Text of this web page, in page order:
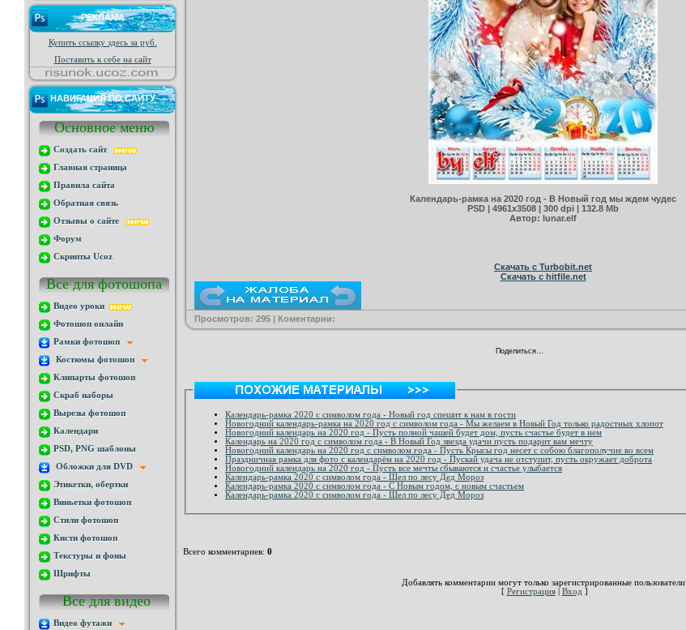
РЕКЛАМА
Купить ссылку здесь за руб.
Поставить к себе на сайт
НАВИГАЦИЯ ПО САЙТУ
Основное меню
Создать сайт
Главная страница
Правила сайта
Обратная связь
Отзывы о сайте
Форум
Скрипты Ucoz
Все для фотошопа
Видео уроки
Фотошоп онлайн
Рамки фотошоп
Костюмы фотошоп
Клипарты фотошоп
Скраб наборы
Вырезы фотошоп
Календари
PSD, PNG шаблоны
Обложки для DVD
Этикетки, обертки
Виньетки фотошоп
Стили фотошоп
Кисти фотошоп
Текстуры и фоны
Шрифты
Все для видео
Видео футажи
Календарь-рамка на 2020 год - В Новый год мы ждем чудес
PSD | 4961х3508 | 300 dpi | 132.8 Mb
Автор: lunar.elf
Скачать с Turbobit.net
Скачать с hitfile.net
Просмотров: 295 | Коментарии:
Поделиться…
Календарь-рамка 2020 с символом года - Новый год спешит к нам в гости
Новогодний календарь-рамка на 2020 год с символом года - Мы желаем в Новый Год только радостных хлопот
Новогодний календарь на 2020 год - Пусть полной чашей будет дом, пусть счастье будет в нем
Календарь на 2020 год с символом года - В Новый Год звезда удачи пусть подарит вам мечту
Новогодний календарь на 2020 год с символом года - Пусть Крысы год несет с собою благополучие во всем
Праздничная рамка для фото с календарём на 2020 год - Пускай удача не отступит, пусть окружает доброта
Новогодний календарь на 2020 год - Пусть все мечты сбываются и счастье улыбается
Календарь-рамка 2020 с символом года - Шел по лесу Дед Мороз
Календарь-рамка 2020 с символом года - С Новым годом, с новым счастьем
Календарь-рамка 2020 с символом года - Шел по лесу Дед Мороз
Всего комментариев: 0
Добавлять комментарии могут только зарегистрированные пользователи.
[ Регистрация| Вход ]